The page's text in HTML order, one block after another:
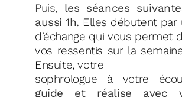
Puis, les séances
aussi 1h. Elles débutent par
d’échange quivous permet
vos ressentis sur la
Ensuite, votre
sophrologue à votre
guide et réalise avec